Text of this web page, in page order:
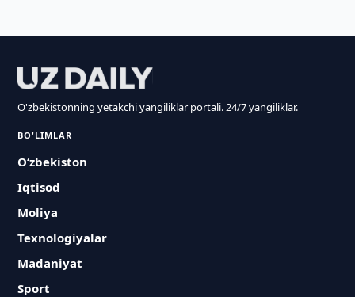
O'zbekistonning yetakchi yangiliklar portali. 24/7 yangiliklar.
BO'LIMLAR
O‘zbekiston
Iqtisod
Moliya
Texnologiyalar
Madaniyat
Sport